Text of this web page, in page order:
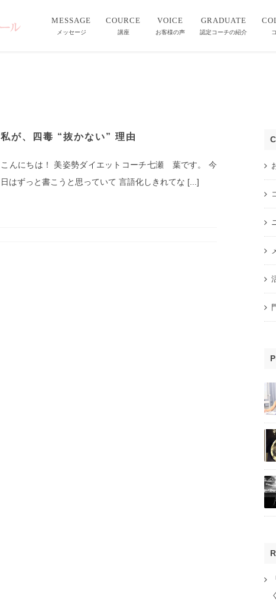
MESSAGE
メッセージ
COURCE
講座
VOICE
お客様の声
GRADUATE
認定コーチの紹介
私が、四毒 “抜かない” 理由
こんにちは！ 美姿勢ダイエットコーチ七瀬 葉です。 今
日はずっと書こうと思っていて 言語化しきれてな [...]